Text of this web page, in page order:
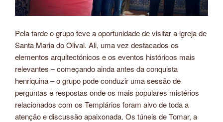
Pela tarde o grupo teve a oportunidade de visitar a igreja de
Santa Maria do Olival. Ali, uma vez destacados os
elementos arquitectónicos e os eventos históricos mais
relevantes – começando ainda antes da conquista
henriquina – o grupo pode conduzir uma sessão de
perguntas e respostas onde os mais populares mistérios
relacionados com os Templários foram alvo de toda a
atenção e discussão apaixonada. Os túneis de Tomar, a